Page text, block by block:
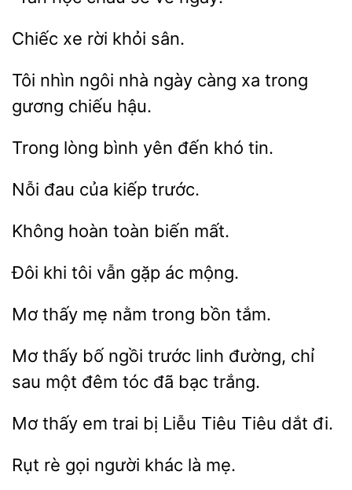
xe rời
Tôi nhìn ngôi nhà ngày càng xa
gương
Trong bình yên tin.
của trước.
toàn mất.
tôi vẫn ác mộng.
Mơ thấy mẹ trong
Mơ thấy bố
trước linh đường, chỉ
sau một đêm tóc đã
Mơ thấy em bị Tiêu Tiêu đi.
Rụt gọi khác mẹ.